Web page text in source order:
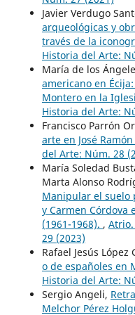
Javier Verdugo
arqueológicas y
través de la
Historia del Arte:
María de los
americano en
Montero en la
Historia del Arte:
Francisco Parrón
arte en José
del Arte: Núm. 28
María Soledad
Marta Alonso
Manipular el suelo
y Carmen Córdova
(1961-1968). ,
29 (2023)
Rafael Jesús López
o de españoles en
Historia del Arte:
Sergio Angeli,
Melchor Pérez